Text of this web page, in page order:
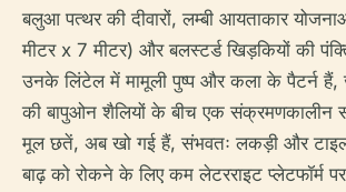
बलुआ पत्थर की दीवारों, लम्बी आयताकार
मीटर x 7 मीटर) और बलस्टर्ड खिड़कियों की
उनके लिंटेल में मामूली पुष्प और कला के पैटर्न हैं,
की बापुओन शैलियों के बीच एक संक्रमणकालीन
मूल छतें, अब खो गई हैं, संभवतः लकड़ी और टाइल
बाढ़ को रोकने के लिए कम लेटरराइट प्लेटफॉर्म